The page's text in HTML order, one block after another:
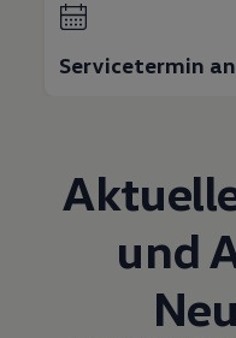
Servicetermin
und